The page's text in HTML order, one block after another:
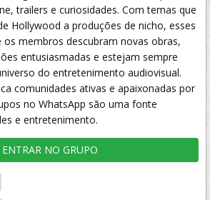
trailers e curiosidades. Com temas que
Hollywood a produções de nicho, esses
membros descubram novas obras,
entusiasmadas e estejam sempre
do entretenimento audiovisual.
comunidades ativas e apaixonadas por
no WhatsApp são uma fonte
e entretenimento.
ENTRAR NO GRUPO